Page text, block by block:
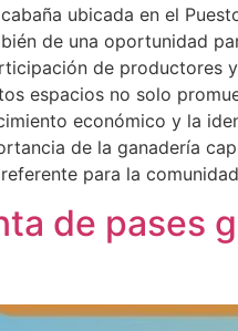
ubicada en el
de una oportunidad
de productores
espacios no solo
económico y la
de la ganadería
para la
de pases